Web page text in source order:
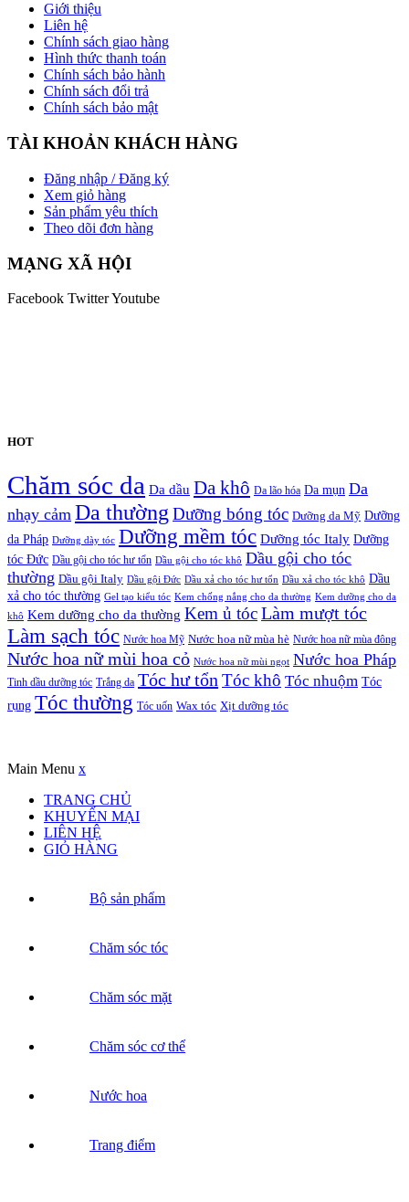
Giới thiệu
Liên hệ
Chính sách giao hàng
Hình thức thanh toán
Chính sách bảo hành
Chính sách đổi trả
Chính sách bảo mật
TÀI KHOẢN KHÁCH HÀNG
Đăng nhập / Đăng ký
Xem giỏ hàng
Sản phẩm yêu thích
Theo dõi đơn hàng
MẠNG XÃ HỘI
Facebook TwitterYoutube
HOT
Chăm sóc da Da dầu Da khô Da lão hóa Da mụn Da
nhạy cảm Da thường Dưỡng bóng tóc Dưỡng da Mỹ Dưỡng
da Pháp Dưỡng dày tóc Dưỡng mềm tóc Dưỡng tóc Italy Dưỡng
tóc Đức Dầu gội cho tóc hư tổn Dầu gội cho tóc khô Dầu gội cho tóc
thường Dầu gội Italy Dầu gội Đức Dầu xả cho tóc hư tổn Dầu xả cho tóc khô Dầu
xả cho tóc thường Gel tạo kiểu tóc Kem chống nắng cho da thường Kem dưỡng cho da
khô Kem dưỡng cho da thường Kem ủ tócLàm mượt tóc
Làm sạch tóc Nước hoa Mỹ Nước hoa nữ mùa hè Nước hoa nữ mùa đông
Nước hoa nữ mùi hoa cỏ Nước hoa nữ mùi ngọt Nước hoa Pháp
Tinh dầu dưỡng tóc Trắng da Tóc hư tổn Tóc khô Tóc nhuộm Tóc
rụng Tóc thường Tóc uốn Wax tóc Xịt dưỡng tóc
Main Menu x
TRANG CHỦ
KHUYẾN MẠI
LIÊN HỆ
GIỎ HÀNG
Bộ sản phẩm
Chăm sóc tóc
Chăm sóc mặt
Chăm sóc cơ thể
Nước hoa
Trang điểm